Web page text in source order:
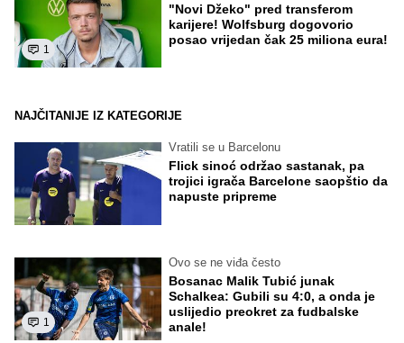
1
"Novi Džeko" pred transferom
karijere! Wolfsburg dogovorio
posao vrijedan čak 25 miliona eura!
NAJČITANIJE IZ KATEGORIJE
Vratili se u Barcelonu
Flick sinoć održao sastanak, pa
trojici igrača Barcelone saopštio da
napuste pripreme
1
Ovo se ne viđa često
Bosanac Malik Tubić junak
Schalkea: Gubili su 4:0, a onda je
uslijedio preokret za fudbalske
anale!